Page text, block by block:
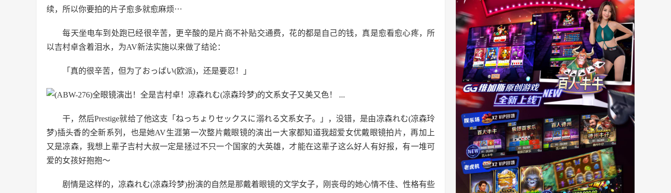
续，所以你要拍的片子愈多就愈麻烦⋯
每天坐电车到处跑已经很辛苦，更辛酸的是片商不补贴交通费，花的都是自己的钱，真是愈看愈心疼，所
以吉村卓含着泪水，为AV新法实施以来做了结论：
「真的很辛苦，但为了おっぱい(欧派)，还是要忍！」
干，然后Prestige就给了他这支「ねっちょりセックスに溺れる文系女子。」，没错，是由凉森れむ(凉森玲
梦)插头香的全新系列，也是她AV生涯第一次整片戴眼镜的演出ー大家都知道我超爱女优戴眼镜拍片，再加上
又是凉森，我想上辈子吉村大叔一定是拯过不只一个国家的大英雄，才能在这辈子这么好人有好报，有一堆可
爱的女孩好抱抱〜
剧情是这样的，凉森れむ(凉森玲梦)扮演的自然是那戴着眼镜的文学女子，刚丧母的她心情不佳、性格有些